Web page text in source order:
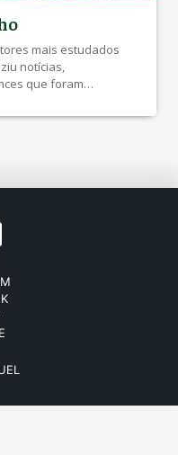
mais estudados
notícias,
que foram
mais da postura